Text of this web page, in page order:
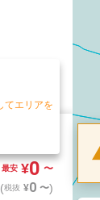
てエリアを
最安 ¥0 〜
(税抜 ¥0 〜)